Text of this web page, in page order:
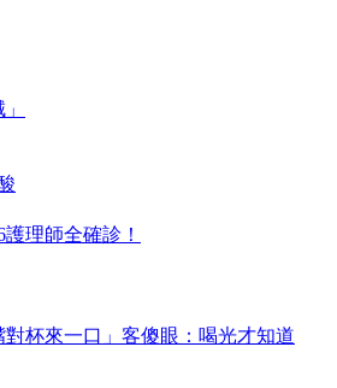
理師全確診！
杯來一口」客傻眼：喝光才知道